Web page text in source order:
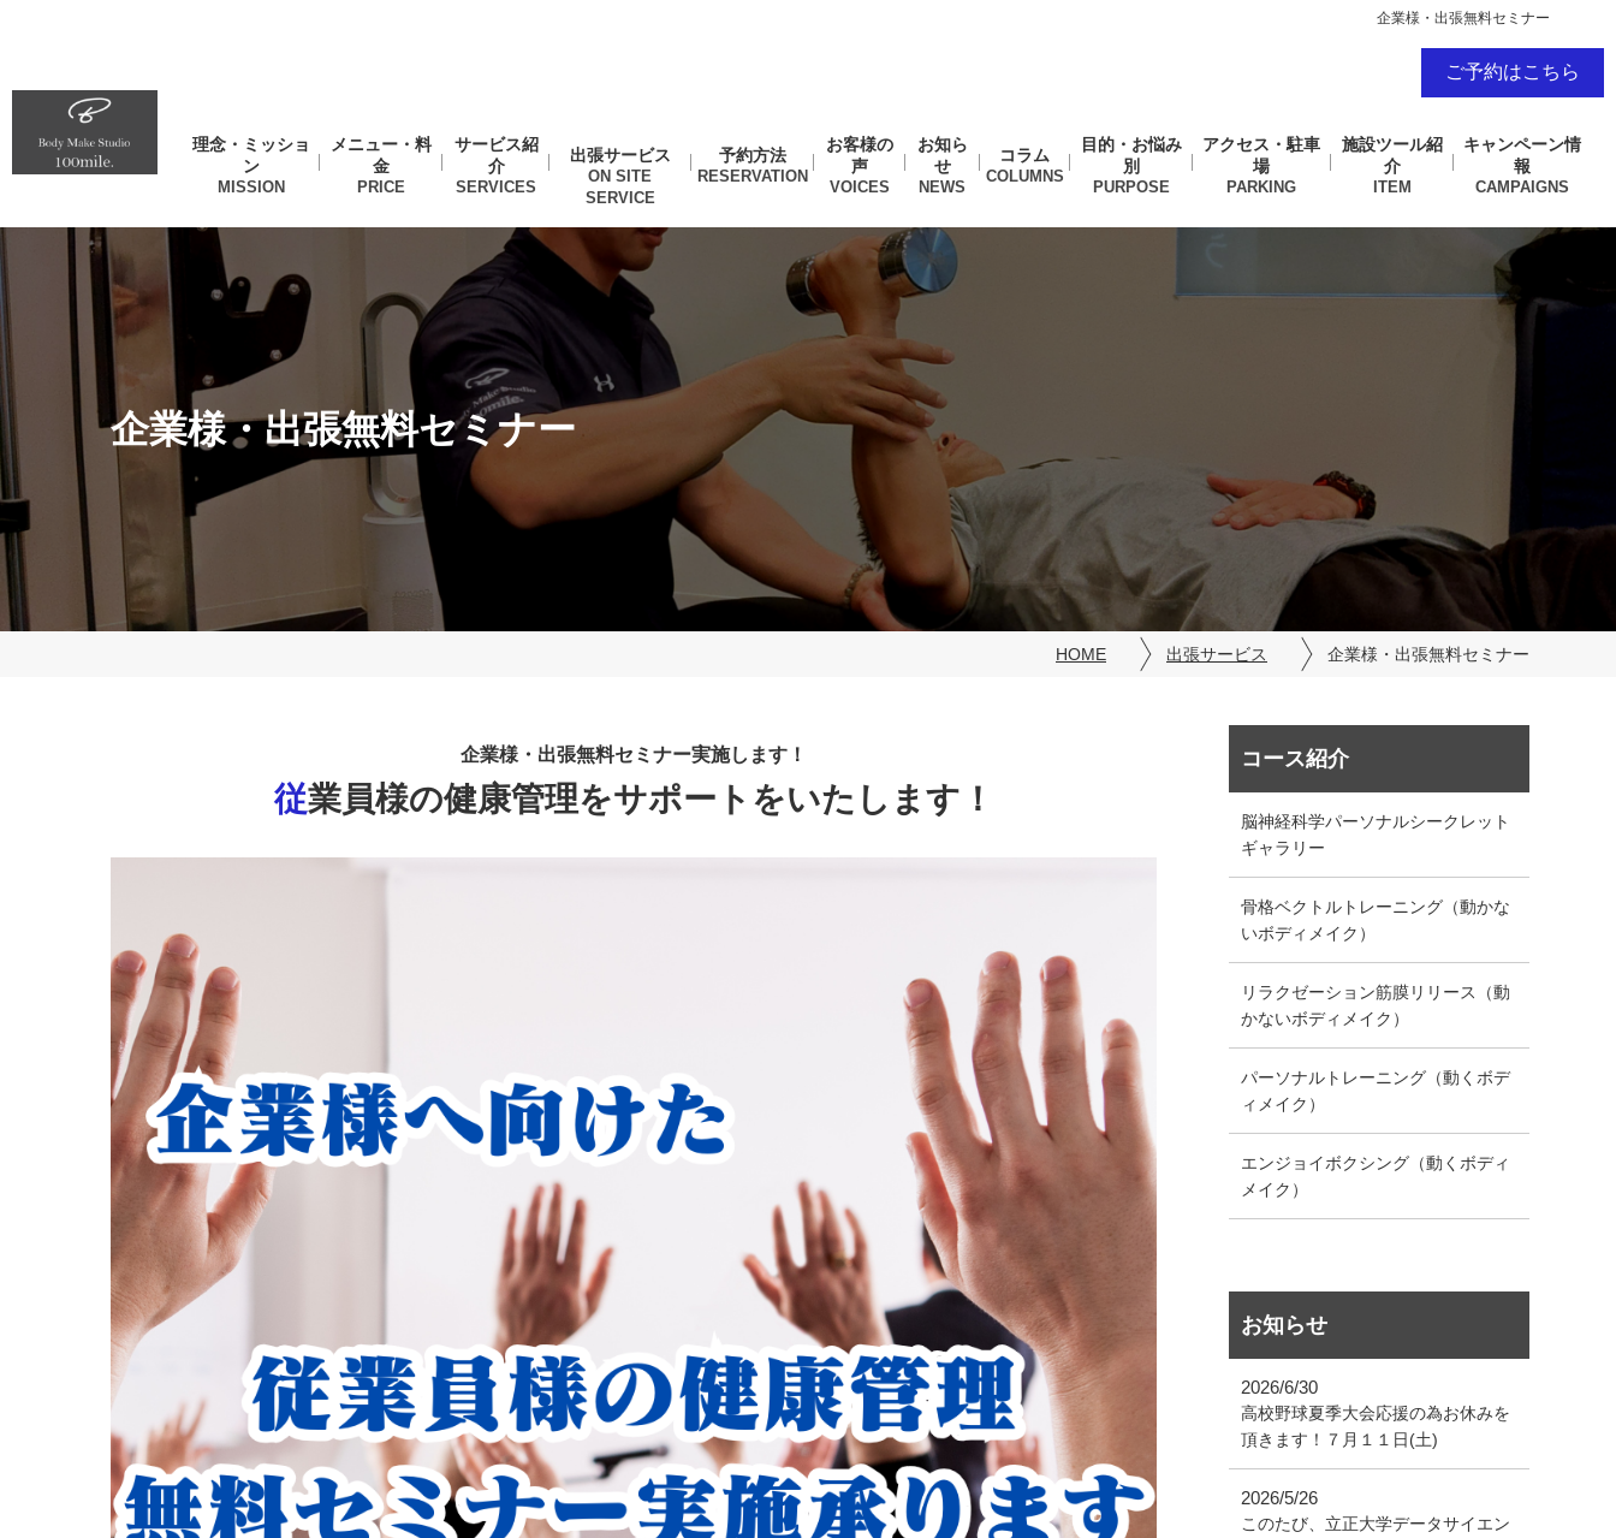
企業様・出張無料セミナー
理念・ミッショ
ン
メニュー・料
金
サービス紹
介
出張サービス 予約方法
お客様の
声
お知ら
せ
コラム
目的・お悩み
別
アクセス・駐車
場
施設ツール紹
介
キャンペーン情
報
ご予約はこちら
企業様・出張無料セミナー
HOME 出張サービス 企業様・出張無料セミナー
企業様・出張無料セミナー実施します！
従業員様の健康管理をサポートをいたします！
コース紹介
脳神経科学パーソナルシークレット
ギャラリー
骨格ベクトルトレーニング（動かな
いボディメイク）
リラクゼーション筋膜リリース（動
かないボディメイク）
パーソナルトレーニング（動くボデ
ィメイク）
エンジョイボクシング（動くボディ
メイク）
お知らせ
2026/6/30
高校野球夏季大会応援の為お休みを
頂きます！７月１１日(土)
2026/5/26
このたび、立正大学データサイエン